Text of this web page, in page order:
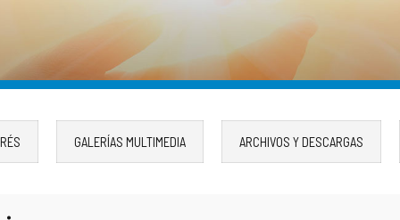
GALERÍAS MULTIMEDIA ARCHIVOS Y DESCARGAS